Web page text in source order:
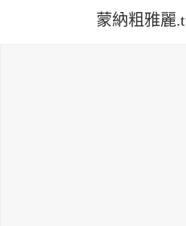
蒙納粗雅麗